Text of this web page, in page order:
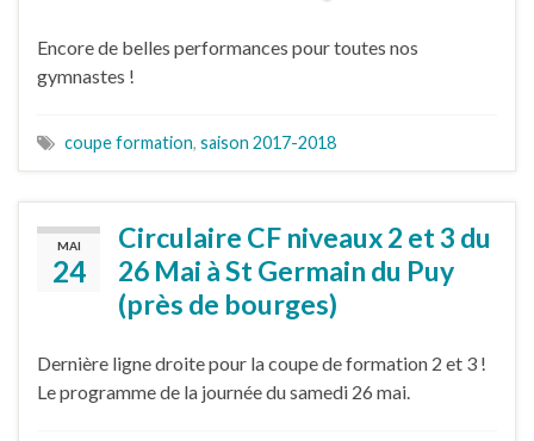
Encore de belles performances pour toutes nos
gymnastes !
coupe formation, saison 2017-2018
MAI
24
Circulaire CF niveaux 2 et 3 du
26 Mai à St Germain du Puy
(près de bourges)
Dernière ligne droite pour la coupe de formation 2 et 3 !
Le programme de la journée du samedi 26 mai.